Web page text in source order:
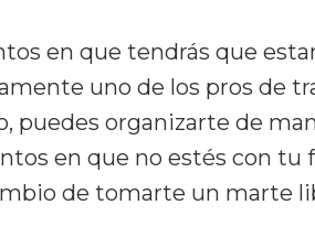
en que tendrás que
uno de los pros de
puedes organizarte de
en que no estés con tu
de tomarte un marte